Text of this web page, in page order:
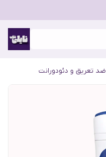
ضد تعریق و دئودورانت